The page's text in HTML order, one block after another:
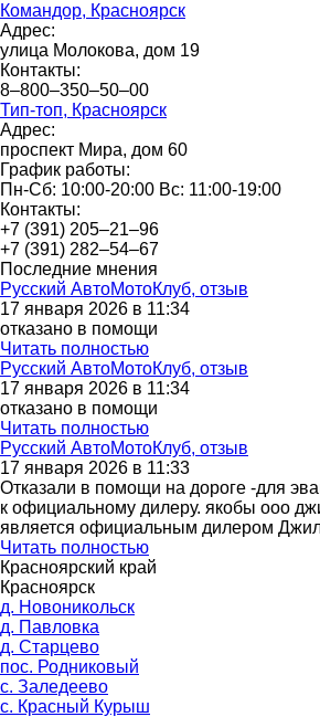
Командор, Красноярск
Адрес:
улица Молокова, дом 19
Контакты:
8‒800‒350‒50‒00
Тип-топ, Красноярск
Адрес:
проспект Мира, дом 60
График работы:
Пн-Сб: 10:00-20:00 Вс: 11:00-19:00
Контакты:
+7 (391) 205‒21‒96
+7 (391) 282‒54‒67
Последние мнения
Русский АвтоМотоКлуб, отзыв
17 января 2026 в 11:34
отказано в помощи
Читать полностью
Русский АвтоМотоКлуб, отзыв
17 января 2026 в 11:34
отказано в помощи
Читать полностью
Русский АвтоМотоКлуб, отзыв
17 января 2026 в 11:33
Отказали в помощи на дороге -для
к официальному дилеру. якобы ооо
является официальным дилером
Читать полностью
Красноярский край
Красноярск
д. Новоникольск
д. Павловка
д. Старцево
пос. Родниковый
с. Заледеево
с. Красный Курыш